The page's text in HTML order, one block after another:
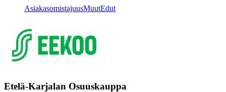
AsiakasomistajuusMuutEdut
Etelä-Karjalan Osuuskauppa